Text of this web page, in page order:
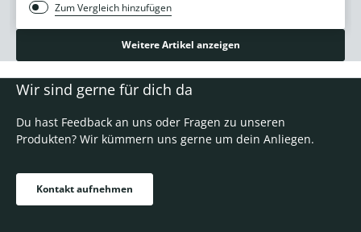
Zum Vergleich hinzufügen
Weitere Artikel anzeigen
Wir sind gerne für dich da
Du hast Feedback an uns oder Fragen zu unseren
Produkten? Wir kümmern uns gerne um dein Anliegen.
Kontakt aufnehmen